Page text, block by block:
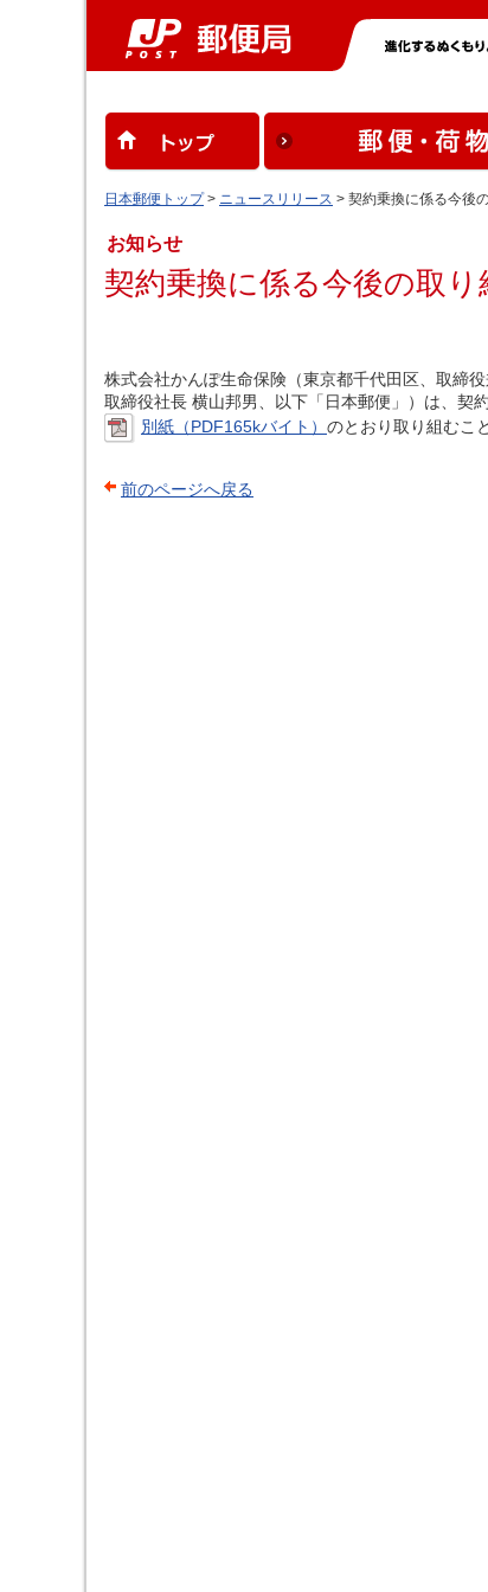
日本郵便トップ> ニュースリリース > 契約乗換に係る今後
お知らせ
契約乗換に係る今後の取
株式会社かんぽ生命保険（東京都千代田区、取締
取締役社長 横山邦男、以下「日本郵便」）は、契
別紙（PDF165kバイト） のとおり取り組むこ
前のページへ戻る